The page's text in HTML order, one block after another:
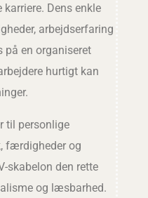
Dens enkle
arbejdserfaring
på en organiseret
hurtigt kan
til personlige
færdigheder og
skabelon den rette
og læsbarhed.